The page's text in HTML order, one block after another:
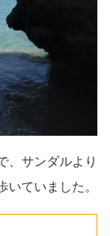
、サンダルより
いていました。